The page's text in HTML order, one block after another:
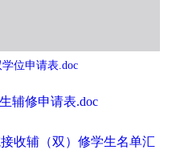
位申请表.doc
辅修申请表.doc
收辅（双）修学生名单汇